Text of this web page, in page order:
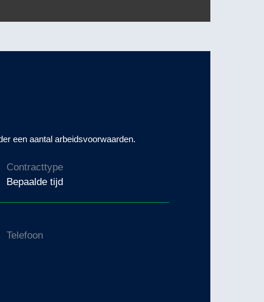
een aantal arbeidsvoorwaarden.
Contracttype
Bepaalde tijd
Telefoon